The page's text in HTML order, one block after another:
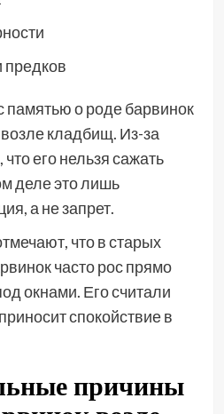
предков
памятью о роде барвинок
кладбищ. Из-за
его нельзя сажать
деле это лишь
а не запрет.
что в старых
часто рос прямо
окнами. Его считали
спокойствие в
причины